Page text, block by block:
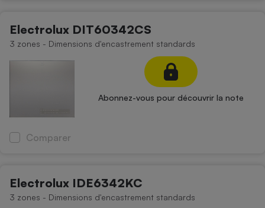
Electrolux DIT60342CS
3 zones - Dimensions d'encastrement standards
Abonnez-vous pour découvrir la note
Comparer
Electrolux IDE6342KC
3 zones - Dimensions d'encastrement standards